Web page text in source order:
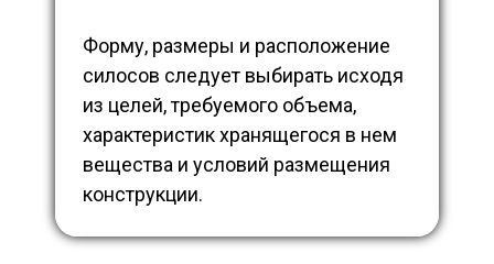
Форму, размеры и расположение
силосов следует выбирать исходя
из целей, требуемого объема,
характеристик хранящегося в нем
вещества и условий размещения
конструкции.